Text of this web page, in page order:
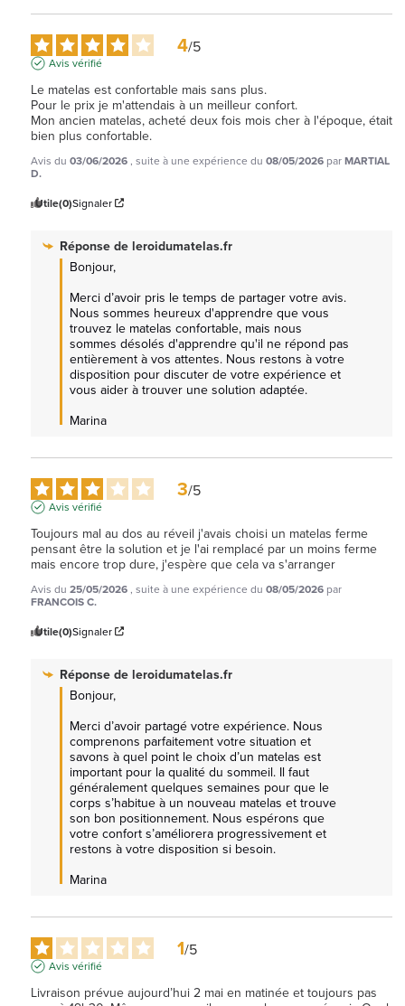
4/5
Avis vérifié
Le matelas est confortable mais sans plus.
Pour le prix je m'attendais à un meilleur confort.
Mon ancien matelas, acheté deux fois mois cher à l'époque, était
bien plus confortable.
Avis du 03/06/2026, suite à une expérience du 08/05/2026 parMARTIAL
D.
Utile(0)Signaler
Réponse de leroidumatelas.fr
Bonjour,
Merci d’avoir pris le temps de partager votre avis.
Nous sommes heureux d'apprendre que vous
trouvez le matelas confortable, mais nous
sommes désolés d'apprendre qu'il ne répond pas
entièrement à vos attentes. Nous restons à votre
disposition pour discuter de votre expérience et
vous aider à trouver une solution adaptée.
Marina
3/5
Avis vérifié
Toujours mal au dos au réveil j'avais choisi un matelas ferme
pensant être la solution et je l'ai remplacé par un moins ferme
mais encore trop dure, j'espère que cela va s'arranger
Avis du 25/05/2026, suite à une expérience du 08/05/2026 par
FRANCOIS C.
Utile(0)Signaler
Réponse de leroidumatelas.fr
Bonjour,
Merci d’avoir partagé votre expérience. Nous
comprenons parfaitement votre situation et
savons à quel point le choix d’un matelas est
important pour la qualité du sommeil. Il faut
généralement quelques semaines pour que le
corps s’habitue à un nouveau matelas et trouve
son bon positionnement. Nous espérons que
votre confort s’améliorera progressivement et
restons à votre disposition si besoin.
Marina
1/5
Avis vérifié
Livraison prévue aujourd’hui 2 mai en matinée et toujours pas